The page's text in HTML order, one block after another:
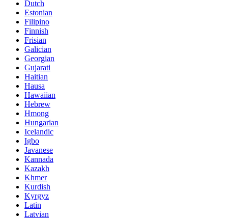
Dutch
Estonian
Filipino
Finnish
Frisian
Galician
Georgian
Gujarati
Haitian
Hausa
Hawaiian
Hebrew
Hmong
Hungarian
Icelandic
Igbo
Javanese
Kannada
Kazakh
Khmer
Kurdish
Kyrgyz
Latin
Latvian